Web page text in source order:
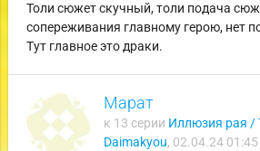
Толи сюжет скучный, толи подача
сопереживания главному герою, нет
Тут главное это драки.
Марат
к 13 серии Иллюзия рая /
Daimakyou, 02.04.24 01:45